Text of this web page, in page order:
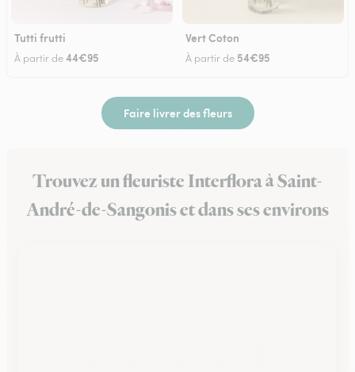
Tutti frutti
À partir de44€95
Vert Coton
À partir de 54€95
Faire livrer des fleurs
Trouvez un fleuriste Interflora à Saint-
André-de-Sangonis et dans ses environs